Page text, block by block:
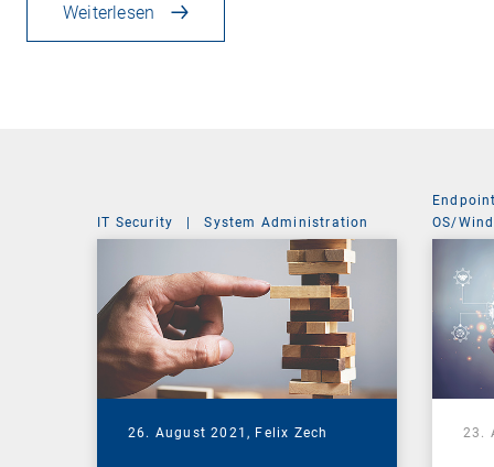
Weiterlesen
IT Security System Administration
26. August 2021, Felix Zech
OS/
23.